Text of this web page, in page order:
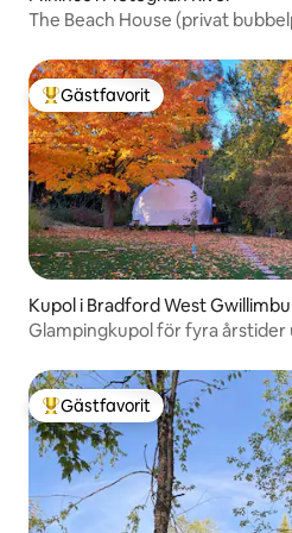
The Beach House (privat
Populär gästfavorit
Gästfavorit
Kupol i Bradford West
Glampingkupol för fyra
Populär gästfavorit
Gästfavorit